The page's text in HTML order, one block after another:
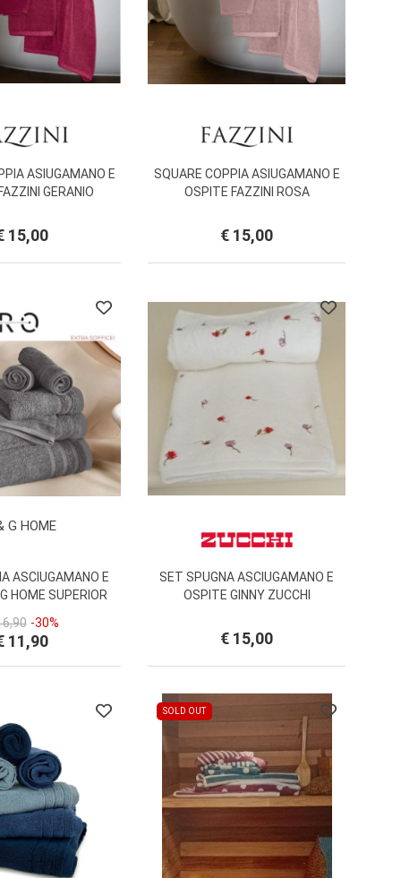
ASIUGAMANO E
GERANIO
15,00
SQUARE COPPIA ASIUGAMANO E
OSPITE FAZZINI ROSA
€ 15,00
G HOME
ASCIUGAMANO E
HOME SUPERIOR
-30%
11,90
SET SPUGNA ASCIUGAMANO E
OSPITE GINNY ZUCCHI
€ 15,00
SOLD OUT